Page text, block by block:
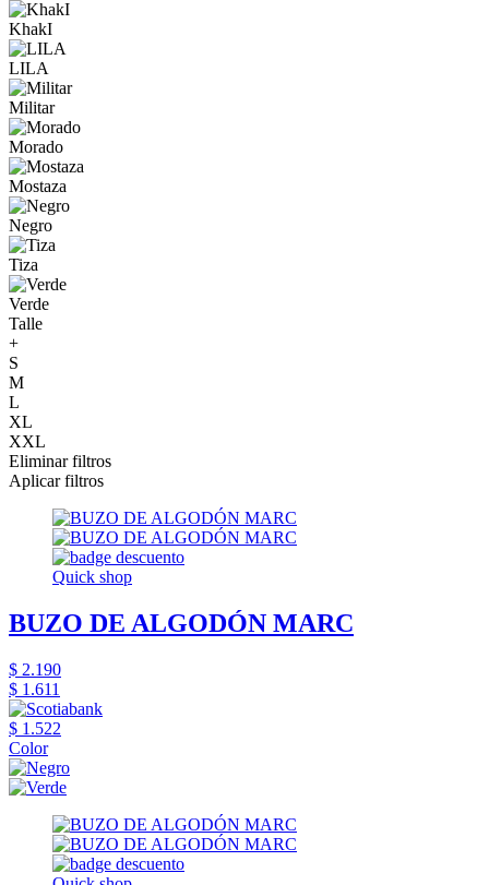
KhakI
LILA
Militar
Morado
Mostaza
Negro
Tiza
Verde
Talle
+
S
M
L
XL
XXL
Eliminar filtros
Aplicar filtros
Quick shop
BUZO DE ALGODÓN MARC
$ 2.190
$ 1.611
$ 1.522
Color